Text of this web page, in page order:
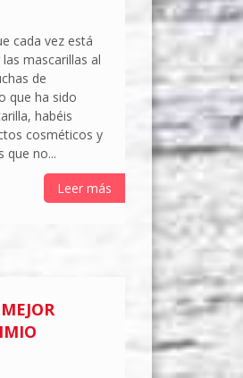
cada vez está
mascarillas al
de
que ha sido
habéis
cosméticos y
que no...
Leer más